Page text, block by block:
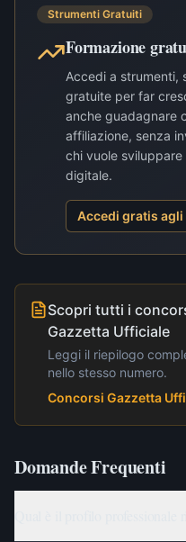
Strumenti Gratuiti
Formazione
Accedi a strumenti,
gratuite per far
anche guadagnare
affiliazione, senza
chi vuole
digitale.
Accedi gratis
Scopri tutti i
Gazzetta Ufficiale
Leggi il riepilogo
nello stesso numero.
Concorsi Gazzetta
Domande Frequenti